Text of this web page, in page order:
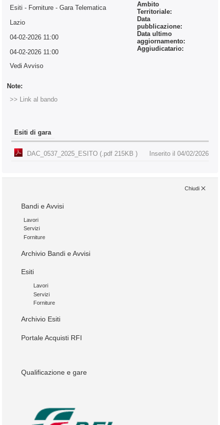
Esiti - Forniture- Gara Telematica
Ambito
Territoriale:
Lazio
Data
pubblicazione:
04-02-2026 11:00
Data ultimo
aggiornamento:
04-02-2026 11:00
Aggiudicatario:
Vedi Avviso
Note:
>> Link al bando
Esiti di gara
DAC_0537_2025_ESITO (.pdf 215KB ) Inserito il 04/02/2026
Chiudi
Bandi e Avvisi
Lavori
Servizi
Forniture
Archivio Bandi e Avvisi
Esiti
Lavori
Servizi
Forniture
Archivio Esiti
Portale Acquisti RFI
Qualificazione e gare